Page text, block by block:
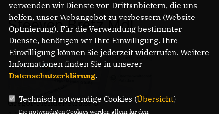
Steeven Bretz MdL
Gregor-Mendel-Straße 3
verwenden wir Dienste von Drittanbietern, die uns
helfen, unser Webangebot zu verbessern (Website-
Optmierung). Für die Verwendung bestimmter
Dienste, benötigen wir Ihre Einwilligung. Ihre
Einwilligung können Sie jederzeit widerrufen. Weitere
Informationen finden Sie in unserer
Datenschutzerklärung.
Technisch notwendige Cookies (Übersicht)
Die notwendigen Cookies werden allein für den